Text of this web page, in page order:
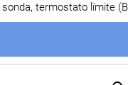
sonda, termostato límite